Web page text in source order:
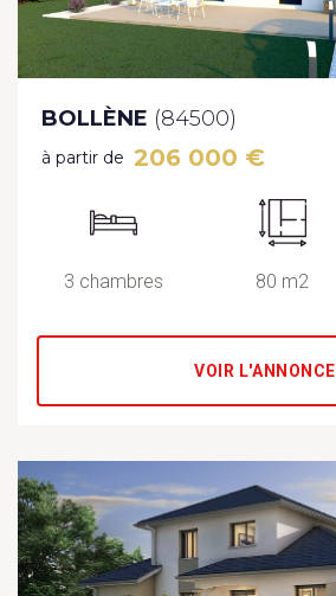
BOLLÈNE (84500)
à partir de 206 000 €
3 chambres 80 m2
VOIR L'ANNONCE